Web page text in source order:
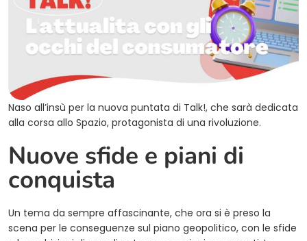
Naso all’insù per la nuova puntata di Talk!, che sarà dedicata
alla corsa allo Spazio, protagonista di una rivoluzione.
Nuove sfide e piani di
conquista
Un tema da sempre affascinante, che ora si è preso la
scena per le conseguenze sul piano geopolitico, con le sfide